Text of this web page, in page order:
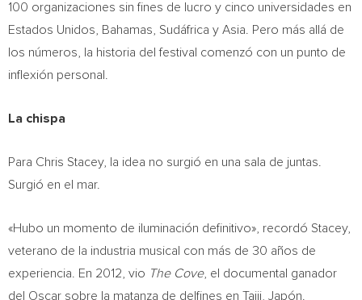
100 organizaciones sin fines de lucro y cinco universidades en
Estados Unidos, Bahamas, Sudáfrica y Asia. Pero más allá de
los números, la historia del festival comenzó con un punto de
inflexión personal.
La chispa
Para Chris Stacey, la idea no surgió en una sala de juntas.
Surgió en el mar.
«Hubo un momento de iluminación definitivo», recordó Stacey,
veterano de la industria musical con más de 30 años de
experiencia. En 2012, vio The Cove, el documental ganador
del Oscar sobre la matanza de delfines en Taiji, Japón.